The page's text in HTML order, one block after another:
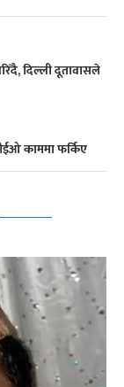
दिल्ली दूतावासले
काममा फर्किए